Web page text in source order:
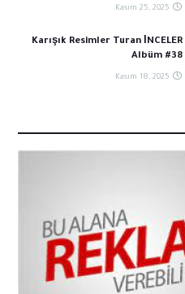
Kasım 25, 2025
Karışık Resimler Turan İNCELER
Albüm #38
Kasım 18, 2025